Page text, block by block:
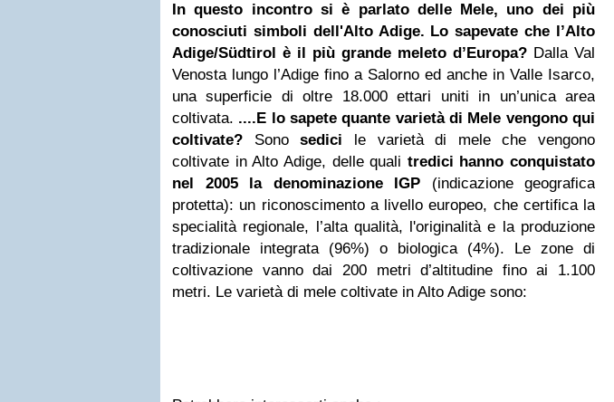
In questo incontro si è parlato delle Mele, uno dei più
conosciuti simboli dell'Alto Adige. Lo sapevate che l’Alto
Adige/Südtirol è il più grande meleto d’Europa? Dalla Val
Venosta lungo l’Adige fino a Salorno ed anche in Valle Isarco,
una superficie di oltre 18.000 ettari uniti in un’unica area
coltivata. ....E lo sapete quante varietà di Mele vengono qui
coltivate? Sonosedici le varietà di mele che vengono
coltivate in Alto Adige, delle quali tredici hanno conquistato
nel 2005 la denominazione IGP (indicazione geografica
protetta): un riconoscimento a livello europeo, che certifica la
specialità regionale, l’alta qualità, l'originalità e la produzione
tradizionale integrata (96%) o biologica (4%). Le zone di
coltivazione vanno dai 200 metri d’altitudine fino ai 1.100
metri. Le varietà di mele coltivate in Alto Adige sono: